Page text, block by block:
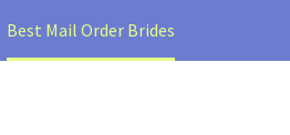
Best Mail Order Brides